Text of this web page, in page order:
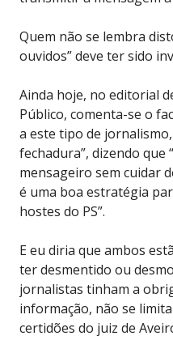
Quem não se lembra
ouvidos” deve ter sido
Ainda hoje, no editorial
Público, comenta-se o
a este tipo de
fechadura”, dizendo que
mensageiro sem cuidar
é uma boa estratégia
hostes do PS”.
E eu diria que ambos
ter desmentido ou
jornalistas tinham a
informação, não se
certidões do juiz de